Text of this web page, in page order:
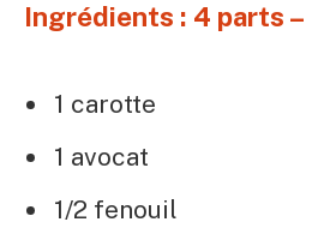
Ingrédients : 4 parts –
1 carotte
1 avocat
1/2 fenouil